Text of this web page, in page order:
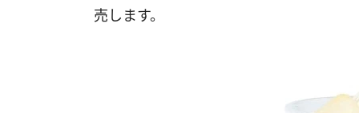
売します。